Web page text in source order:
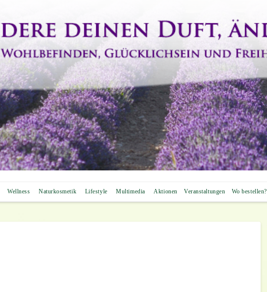
Wellness Naturkosmetik Lifestyle Multimedia Aktionen Veranstaltungen Wo bestellen?